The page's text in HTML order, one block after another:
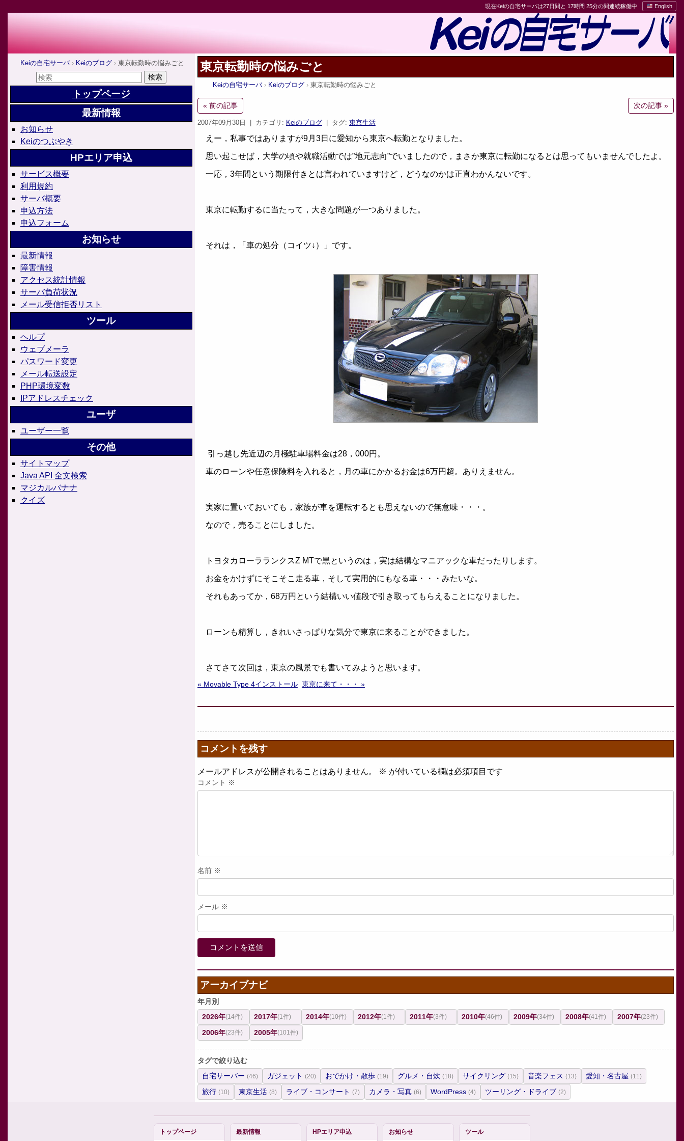
現在Keiの自宅サーバは27日間と 17時間 25分の間連続稼働中 English
Keiの自宅サーバ Keiのブログ 東京転勤時の悩みごと
トップページ
最新情報
お知らせ
Keiのつぶやき
HPエリア申込
サービス概要
利用規約
サーバ概要
申込方法
申込フォーム
お知らせ
最新情報
障害情報
アクセス統計情報
サーバ負荷状況
メール受信拒否リスト
ツール
ヘルプ
ウェブメーラ
パスワード変更
メール転送設定
PHP環境変数
IPアドレスチェック
ユーザ
ユーザー一覧
その他
サイトマップ
Java API 全文検索
マジカルバナナ
クイズ
東京転勤時の悩みごと
Keiの自宅サーバ Keiのブログ 東京転勤時の悩みごと
« 前の記事 次の記事 »
2007年09月30日 | カテゴリ: Keiのブログ| タグ: 東京生活
えー，私事ではありますが9月3日に愛知から東京へ転勤となりました。
思い起こせば，大学の頃や就職活動では”地元志向”でいましたので，まさか東京に転勤になるとは思ってもいませんでしたよ。
一応，3年間という期限付きとは言われていますけど，どうなのかは正直わかんないです。
東京に転勤するに当たって，大きな問題が一つありました。
それは，「車の処分（コイツ↓）」です。
引っ越し先近辺の月極駐車場料金は28，000円。
車のローンや任意保険料を入れると，月の車にかかるお金は6万円超。ありえません。
実家に置いておいても，家族が車を運転するとも思えないので無意味・・・。
なので，売ることにしました。
トヨタカローラランクスZ MTで黒というのは，実は結構なマニアックな車だったりします。
お金をかけずにそこそこ走る車，そして実用的にもなる車・・・みたいな。
それもあってか，68万円という結構いい値段で引き取ってもらえることになりました。
ローンも精算し，きれいさっぱりな気分で東京に来ることができました。
さてさて次回は，東京の風景でも書いてみようと思います。
« Movable Type 4インストール 東京に来て・・・ »
コメントを残す
メールアドレスが公開されることはありません。 ※ が付いている欄は必須項目です
コメント ※
名前 ※
メール ※
アーカイブナビ
年月別
2026年(14件) 2017年(1件) 2014年(10件) 2012年(1件) 2011年(3件) 2010年(46件) 2009年(34件) 2008年(41件) 2007年(23件)
2006年(23件) 2005年(101件)
タグで絞り込む
自宅サーバー (46) ガジェット (20) おでかけ・散歩 (19) グルメ・自炊 (18) サイクリング (15) 音楽フェス (13) 愛知・名古屋 (11)
旅行 (10) 東京生活 (8) ライブ・コンサート (7) カメラ・写真 (6) WordPress (4) ツーリング・ドライブ (2)
トップページ 最新情報 HPエリア申込 お知らせ ツール